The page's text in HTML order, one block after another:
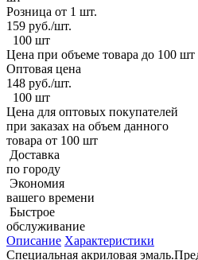
Розница от 1 шт.
159 руб./шт.
100 шт
Цена при объеме товара до 100 шт
Оптовая цена
148 руб./шт.
100 шт
Цена для оптовых покупателей
при заказах на объем данного
товара от 100 шт
Доставка
по городу
Экономия
вашего времени
Быстрое
обслуживание
Описание Характеристики
Специальная акриловая